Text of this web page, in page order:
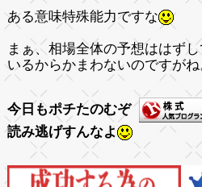
ある意味特殊能力ですな
まぁ、相場全体の予想ははず
いるからかまわないのですが
今日もポチたのむぞ
読み逃げすんなよ